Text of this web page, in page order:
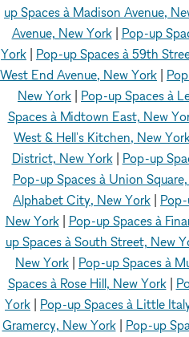
up Spaces à Madison Avenue,
Avenue, New York| Pop-up
York
Pop-up Spaces à 59th
West End Avenue, New York
New York
Pop-up Spaces à
Spaces à Midtown East, New
West & Hell's Kitchen, New
District, New York| Pop-up
Pop-up Spaces à Union
Alphabet City, New York
New York| Pop-up Spaces à
up Spaces à South Street, New
New York
Pop-up Spaces à
Spaces à Rose Hill, New York|
York
Pop-up Spaces à Little
Gramercy, New York| Pop-up